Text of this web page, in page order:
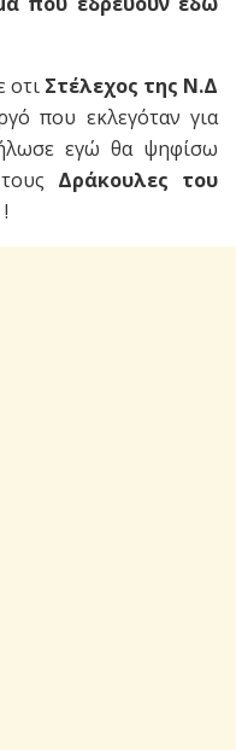
οτι Στέλεχος της Ν.Δ
που εκλεγόταν για
εγώ θα ψηφίσω
Δράκουλες του
!